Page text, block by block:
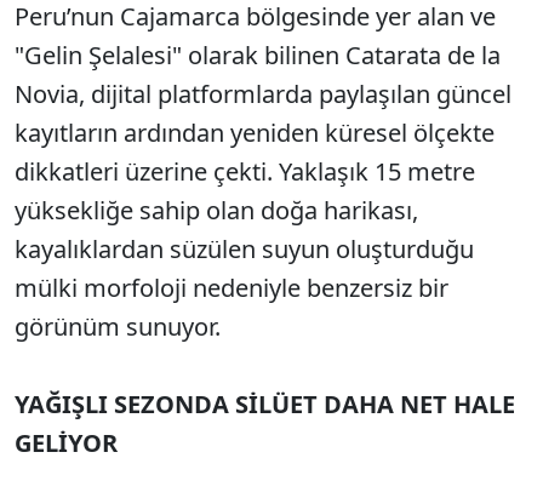
Peru’nun Cajamarca bölgesinde yer alan ve
"Gelin Şelalesi" olarak bilinen Catarata de la
Novia, dijital platformlarda paylaşılan güncel
kayıtların ardından yeniden küresel ölçekte
dikkatleri üzerine çekti. Yaklaşık 15 metre
yüksekliğe sahip olan doğa harikası,
kayalıklardan süzülen suyun oluşturduğu
mülki morfoloji nedeniyle benzersiz bir
görünüm sunuyor.
YAĞIŞLI SEZONDA SİLÜET DAHA NET HALE
GELİYOR